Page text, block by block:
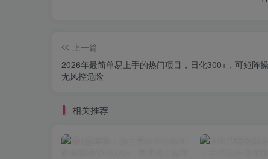
上一篇
2026年最简单易上手的热门项目，日化300+，可矩阵操
无风控危险
相关推荐